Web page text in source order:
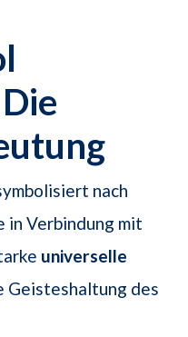
nach
Verbindung mit
universelle
Geisteshaltung des